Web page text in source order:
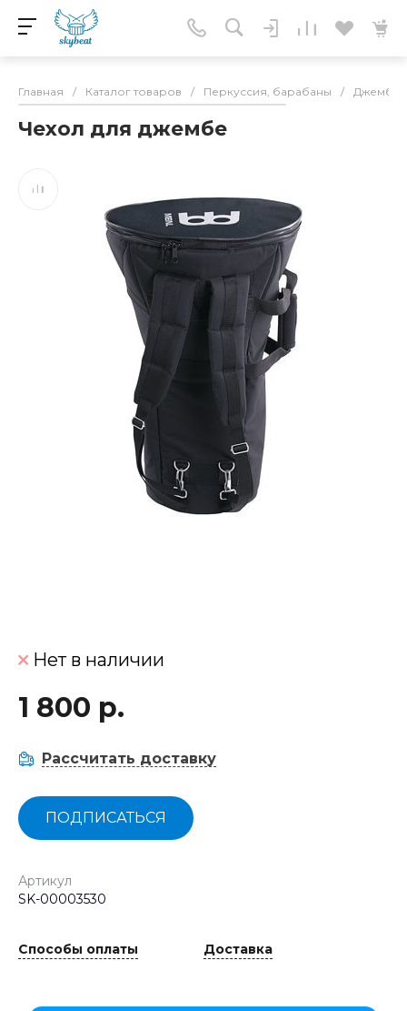
Главная / Каталог товаров / Перкуссия, барабаны / Джембе
Чехол для джембе
Нет в наличии
1 800 р.
Рассчитать доставку
ПОДПИСАТЬСЯ
Артикул
SK-00003530
Способы оплаты Доставка